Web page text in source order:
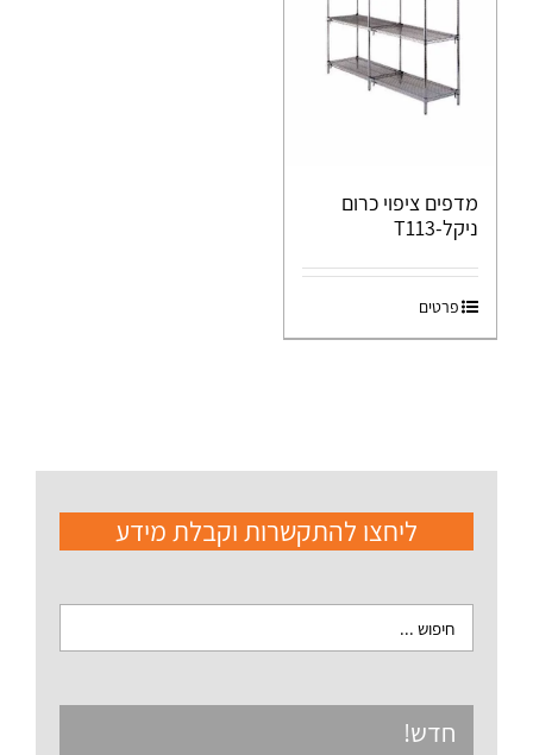
מדפים ציפוי כרום
ניקל-T113
פרטים
ליחצו להתקשרות וקבלת מידע
חדש!